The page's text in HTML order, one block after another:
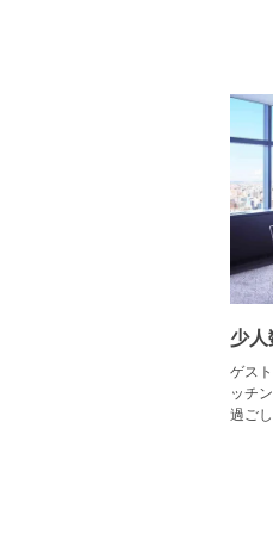
少
ゲス
ッチ
過ご